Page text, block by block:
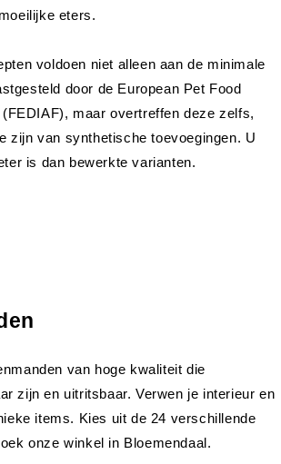
eters.
voldoen niet alleen aan de minimale
door de European Pet Food
maar overtreffen deze zelfs,
zijn van synthetische toevoegingen. U
is dan bewerkte varianten.
van hoge kwaliteit die
zijn en uitritsbaar. Verwen je interieur en
items. Kies uit de 24 verschillende
onze winkel in Bloemendaal.